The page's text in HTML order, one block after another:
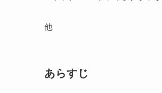
他
あらすじ